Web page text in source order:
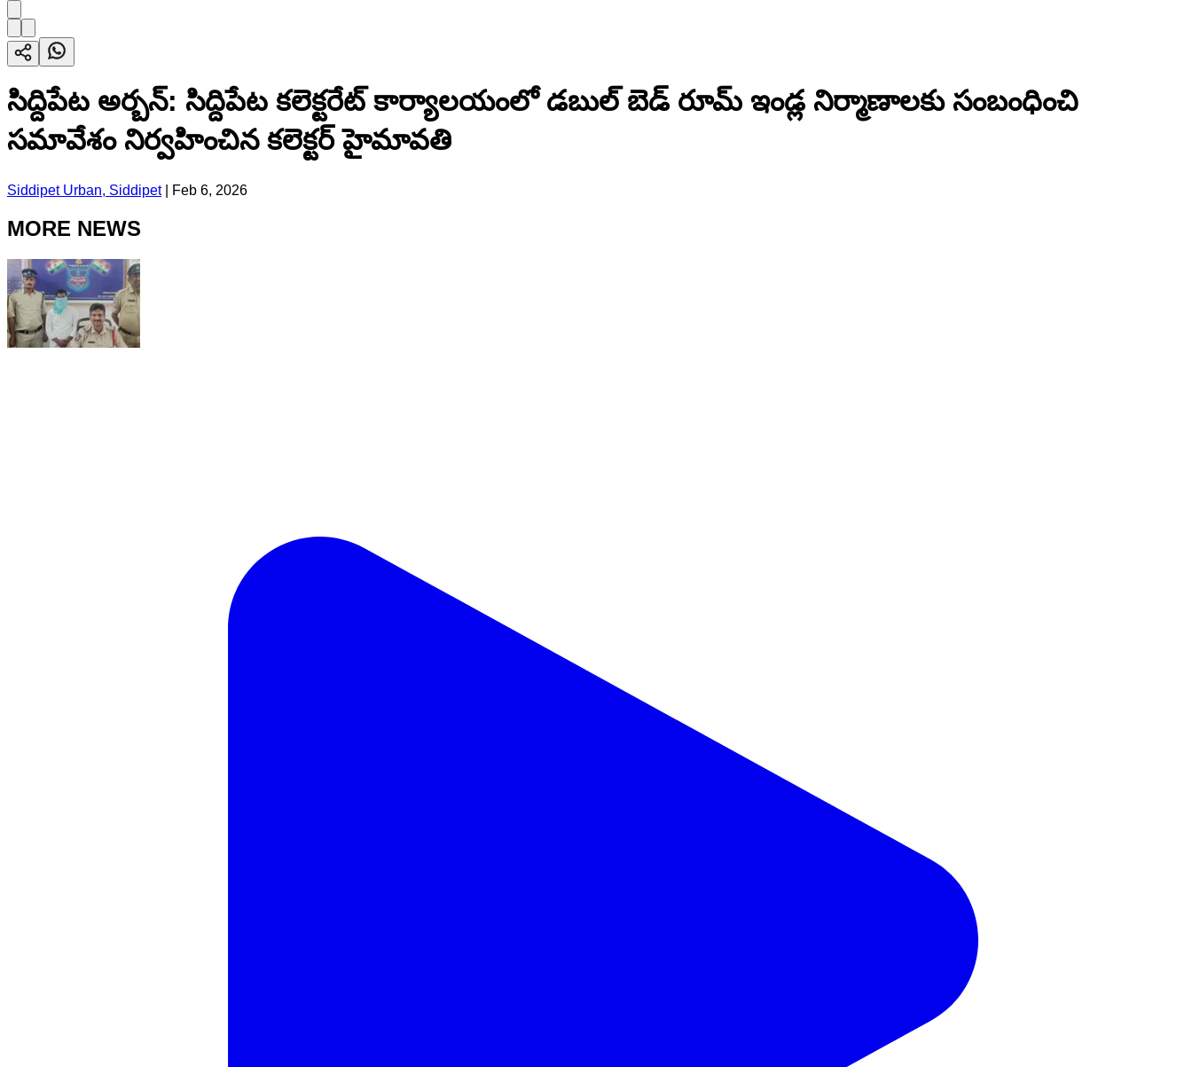
సిద్దిపేట అర్బన్: సిద్దిపేట కలెక్టరేట్ కార్యాలయంలో డబుల్ బెడ్ రూమ్ ఇండ్ల నిర్మాణాలకు సంబంధించి
సమావేశం నిర్వహించిన కలెక్టర్ హైమావతి
Siddipet Urban, Siddipet| Feb 6, 2026
MORE NEWS